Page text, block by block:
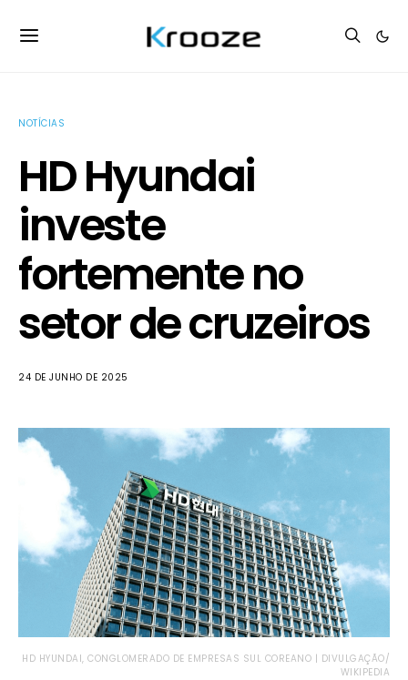
NOTÍCIAS
HD Hyundai
investe
fortemente no
setor de cruzeiros
24 DE JUNHO DE 2025
HD HYUNDAI, CONGLOMERADO DE EMPRESAS SUL COREANO | DIVULGAÇÃO/
WIKIPEDIA